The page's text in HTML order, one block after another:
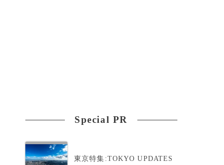
Special PR
東京特集:TOKYO UPDATES